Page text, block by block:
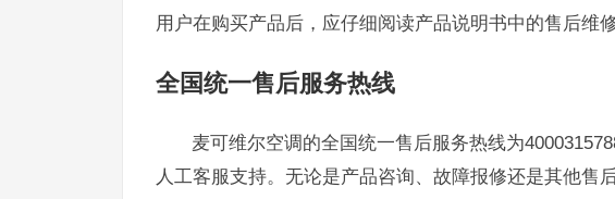
用户在购买产品后，应仔细阅读产品说明书中的售后维
全国统一售后服务热线
麦可维尔空调的全国统一售后服务热线为
人工客服支持。无论是产品咨询、故障报修还是其他售